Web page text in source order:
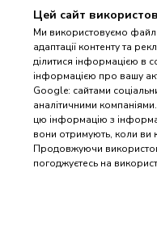
Цей сайт
Ми використовуємо
адаптації контенту та
ділитися інформацією в
інформацією про вашу
Google: сайтами
аналітичними
цю інформацію з
вони отримують, коли ви
Продовжуючи
погоджуєтесь на